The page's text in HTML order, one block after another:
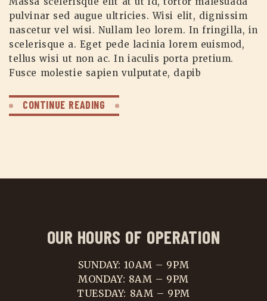
pulvinar sed augue ultricies. Wisi elit, dignissim
nascetur vel wisi. Nullam leo lorem. In fringilla, in
scelerisque a. Eget pede lacinia lorem euismod,
tellus wisi ut non ac. In iaculis porta pretium.
Fusce molestie sapien vulputate, dapib
CONTINUE READING
OUR HOURS OF OPERATION
SUNDAY: 10AM – 9PM
MONDAY: 8AM – 9PM
TUESDAY: 8AM – 9PM